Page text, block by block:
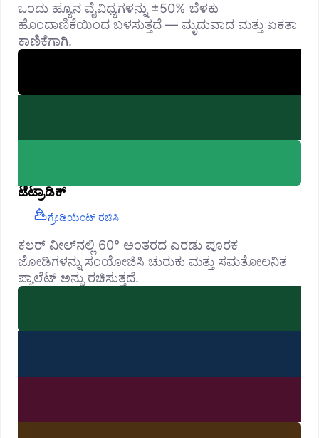
ಒಂದು ಹ್ಯೂನ ವೈವಿಧ್ಯಗಳನ್ನು ±50% ಬೆಳಕು
ಹೊಂದಾಣಿಕೆಯಿಂದ ಬಳಸುತ್ತದೆ — ಮೃದುವಾದ ಮತ್ತು ಏಕತಾ
ಕಾಣಿಕೆಗಾಗಿ.
ಟೆಟ್ರಾಡಿಕ್
ಗ್ರೇಡಿಯೆಂಟ್ ರಚಿಸಿ
ಕಲರ್ ವೀಲ್‌ನಲ್ಲಿ 60° ಅಂತರದ ಎರಡು ಪೂರಕ
ಜೋಡಿಗಳನ್ನು ಸಂಯೋಜಿಸಿ ಚುರುಕು ಮತ್ತು ಸಮತೋಲನಿತ
ಪ್ಯಾಲೆಟ್ ಅನ್ನು ರಚಿಸುತ್ತದೆ.